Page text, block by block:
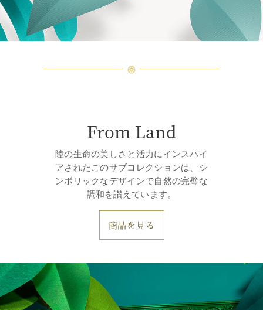
From Land
陸の生命の美しさと活力にインスパイ
アされたこのサブコレクションは、シ
ンボリックなデザインで自然の完璧な
調和を讃えています。
商品を見る